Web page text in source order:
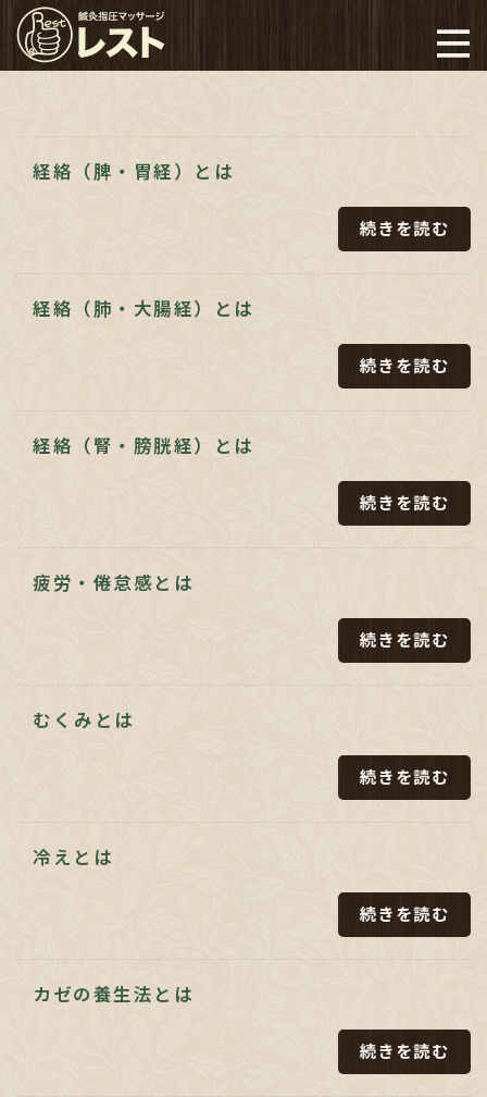
経絡（脾・胃経）とは
続きを読む
経絡（肺・大腸経）とは
続きを読む
経絡（腎・膀胱経）とは
続きを読む
疲労・倦怠感とは
続きを読む
むくみとは
続きを読む
冷えとは
続きを読む
カゼの養生法とは
続きを読む